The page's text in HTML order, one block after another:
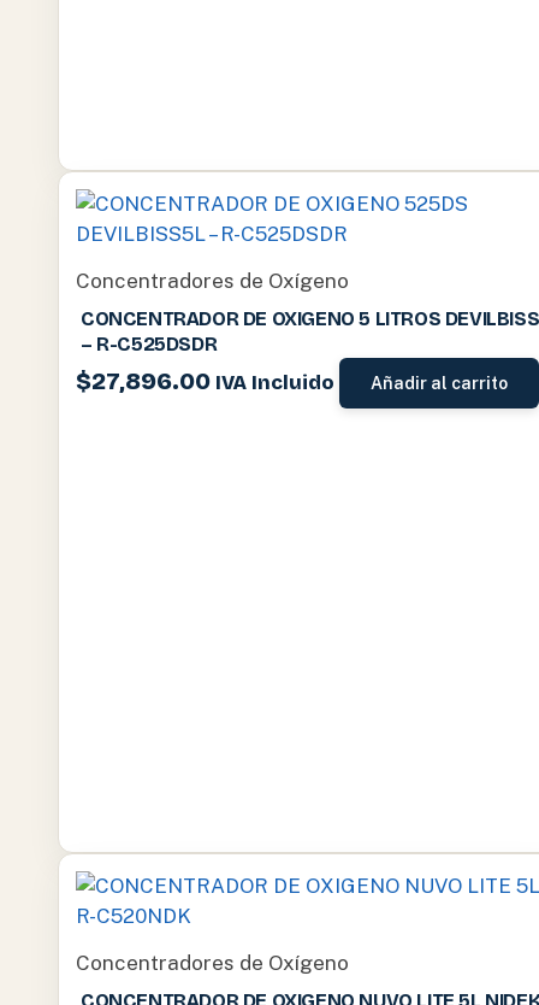
Concentradores de Oxígeno
CONCENTRADOR DE OXIGENO 5 LITROS DEVILBISS
– R-C525DSDR
$27,896.00 IVA Incluido Añadir al carrito
Concentradores de Oxígeno
CONCENTRADOR DE OXIGENO NUVO LITE 5L